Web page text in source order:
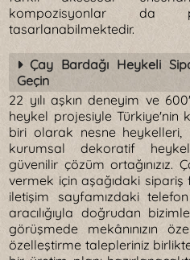
kompozisyonlar da
tasarlanabilmektedir.
Çay Bardağı Heykeli
Geçin
22 yılı aşkın deneyim ve
heykel projesiyle Türkiye'nin
biri olarak nesne
kurumsal dekoratif
güvenilir çözüm ortağınızız.
vermek için aşağıdaki
iletişim sayfamızdaki
aracılığıyla doğrudan
görüşmede mekânınızın
özelleştirme talepleriniz